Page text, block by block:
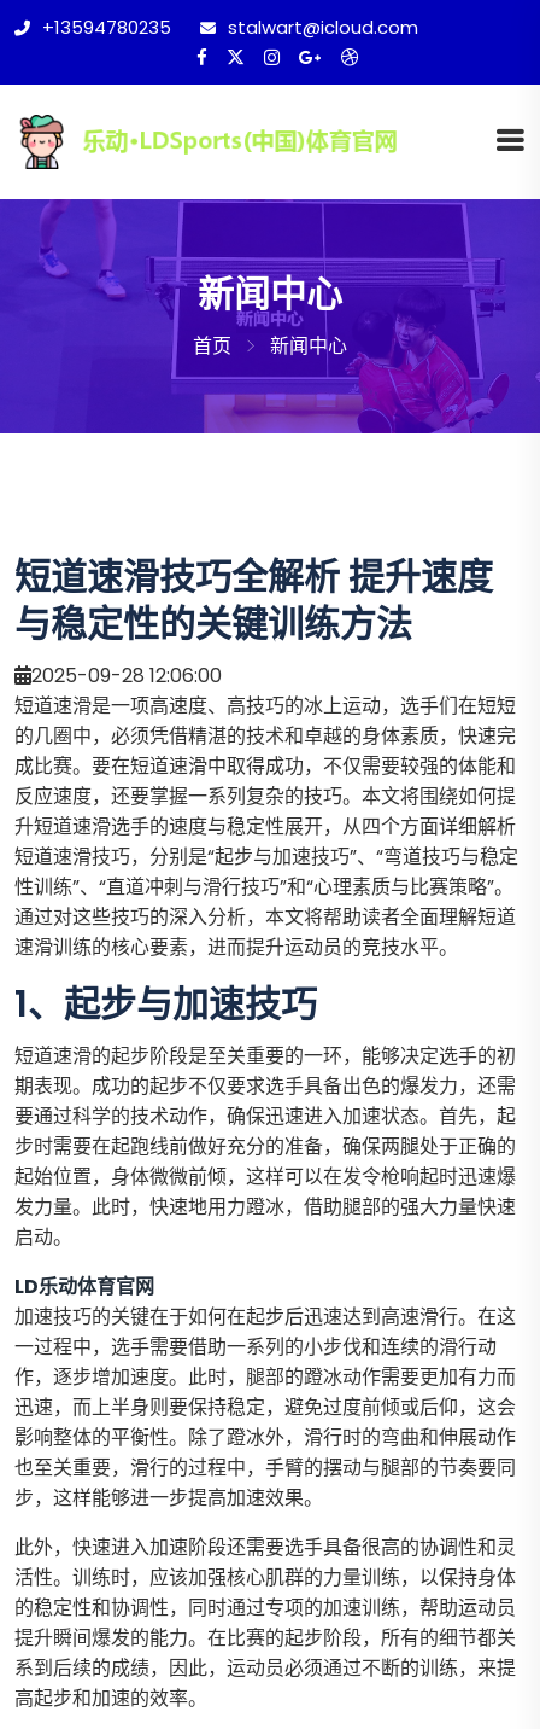
+13594780235 stalwart@icloud.com
新闻中心
首页 新闻中心
短道速滑技巧全解析 提升速度
与稳定性的关键训练方法
2025-09-28 12:06:00
短道速滑是一项高速度、高技巧的冰上运动，选手们在短短
的几圈中，必须凭借精湛的技术和卓越的身体素质，快速完
成比赛。要在短道速滑中取得成功，不仅需要较强的体能和
反应速度，还要掌握一系列复杂的技巧。本文将围绕如何提
升短道速滑选手的速度与稳定性展开，从四个方面详细解析
短道速滑技巧，分别是“起步与加速技巧”、“弯道技巧与稳定
性训练”、“直道冲刺与滑行技巧”和“心理素质与比赛策略”。
通过对这些技巧的深入分析，本文将帮助读者全面理解短道
速滑训练的核心要素，进而提升运动员的竞技水平。
1、起步与加速技巧
短道速滑的起步阶段是至关重要的一环，能够决定选手的初
期表现。成功的起步不仅要求选手具备出色的爆发力，还需
要通过科学的技术动作，确保迅速进入加速状态。首先，起
步时需要在起跑线前做好充分的准备，确保两腿处于正确的
起始位置，身体微微前倾，这样可以在发令枪响起时迅速爆
发力量。此时，快速地用力蹬冰，借助腿部的强大力量快速
启动。
LD乐动体育官网
加速技巧的关键在于如何在起步后迅速达到高速滑行。在这
一过程中，选手需要借助一系列的小步伐和连续的滑行动
作，逐步增加速度。此时，腿部的蹬冰动作需要更加有力而
迅速，而上半身则要保持稳定，避免过度前倾或后仰，这会
影响整体的平衡性。除了蹬冰外，滑行时的弯曲和伸展动作
也至关重要，滑行的过程中，手臂的摆动与腿部的节奏要同
步，这样能够进一步提高加速效果。
此外，快速进入加速阶段还需要选手具备很高的协调性和灵
活性。训练时，应该加强核心肌群的力量训练，以保持身体
的稳定性和协调性，同时通过专项的加速训练，帮助运动员
提升瞬间爆发的能力。在比赛的起步阶段，所有的细节都关
系到后续的成绩，因此，运动员必须通过不断的训练，来提
高起步和加速的效率。